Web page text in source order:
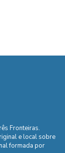
Fronteiras.
e local sobre
formada por